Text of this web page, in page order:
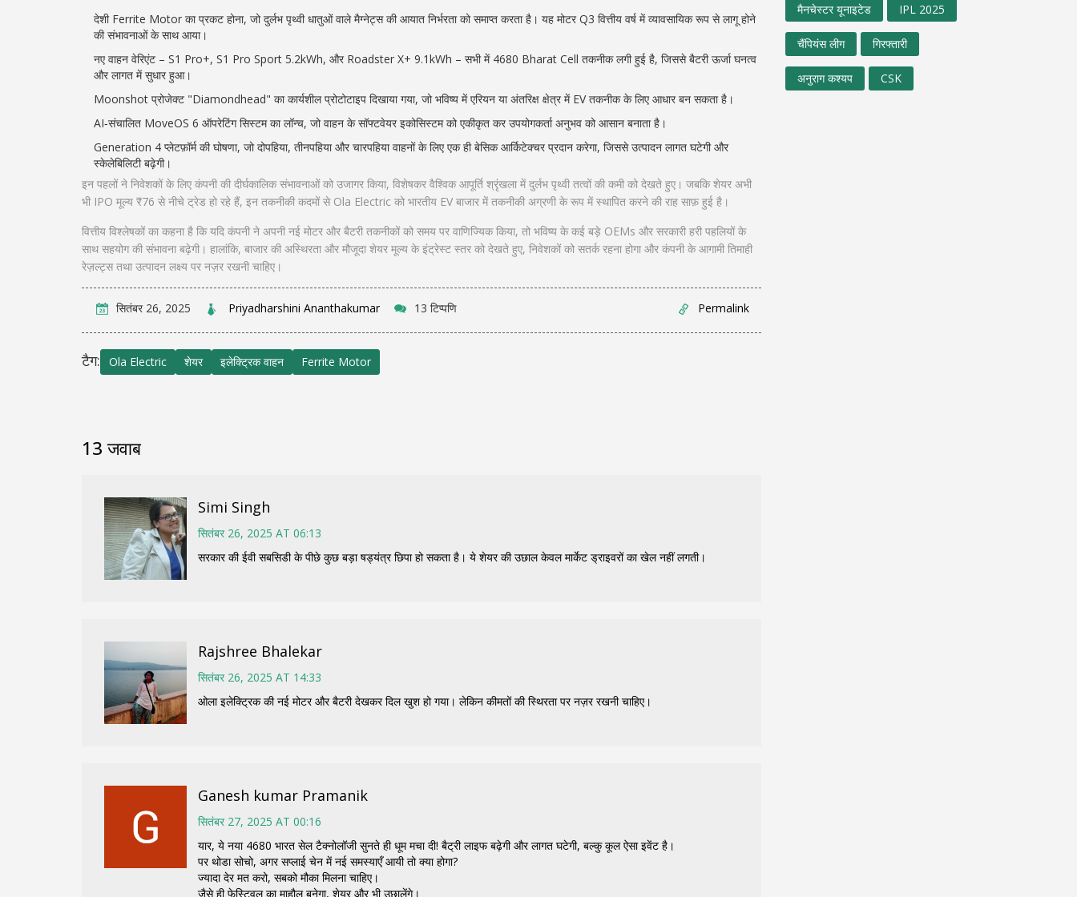
देशी Ferrite Motor का प्रकट होना, जो दुर्लभ पृथ्वी धातुओं वाले मैग्नेट्स की आयात निर्भरता को समाप्त करता है। यह मोटर Q3 वित्तीय वर्ष में व्यावसायिक रूप से लागू होने
की संभावनाओं के साथ आया।
नए वाहन वेरिएंट – S1 Pro+, S1 Pro Sport 5.2kWh, और Roadster X+ 9.1kWh – सभी में 4680 Bharat Cell तकनीक लगी हुई है, जिससे बैटरी ऊर्जा घनत्व
और लागत में सुधार हुआ।
Moonshot प्रोजेक्ट "Diamondhead" का कार्यशील प्रोटोटाइप दिखाया गया, जो भविष्य में एरियन या अंतरिक्ष क्षेत्र में EV तकनीक के लिए आधार बन सकता है।
AI‑संचालित MoveOS 6 ऑपरेटिंग सिस्टम का लॉन्च, जो वाहन के सॉफ्टवेयर इकोसिस्टम को एकीकृत कर उपयोगकर्ता अनुभव को आसान बनाता है।
Generation 4 प्लेटफ़ॉर्म की घोषणा, जो दोपहिया, तीनपहिया और चारपहिया वाहनों के लिए एक ही बेसिक आर्किटेक्चर प्रदान करेगा, जिससे उत्पादन लागत घटेगी और
स्केलेबिलिटी बढ़ेगी।
इन पहलों ने निवेशकों के लिए कंपनी की दीर्घकालिक संभावनाओं को उजागर किया, विशेषकर वैश्विक आपूर्ति श्रृंखला में दुर्लभ पृथ्वी तत्वों की कमी को देखते हुए। जबकि शेयर अभी
भी IPO मूल्य ₹76 से नीचे ट्रेड हो रहे हैं, इन तकनीकी कदमों से Ola Electric को भारतीय EV बाजार में तकनीकी अग्रणी के रूप में स्थापित करने की राह साफ़ हुई है।
वित्तीय विश्लेषकों का कहना है कि यदि कंपनी ने अपनी नई मोटर और बैटरी तकनीकों को समय पर वाणिज्यिक किया, तो भविष्य के कई बड़े OEMs और सरकारी हरी पहलियों के
साथ सहयोग की संभावना बढ़ेगी। हालांकि, बाजार की अस्थिरता और मौजूदा शेयर मूल्य के इंट्रेस्ट स्तर को देखते हुए, निवेशकों को सतर्क रहना होगा और कंपनी के आगामी तिमाही
रेज़ल्ट्स तथा उत्पादन लक्ष्य पर नज़र रखनी चाहिए।
सितंबर 26, 2025 Priyadharshini Ananthakumar 13 टिप्पणि Permalink
टैग: Ola Electric शेयर इलेक्ट्रिक वाहन Ferrite Motor
13 जवाब
Simi Singh
सितंबर 26, 2025 AT 06:13
सरकार की ईवी सबसिडी के पीछे कुछ बड़ा षड्यंत्र छिपा हो सकता है। ये शेयर की उछाल केवल मार्केट ड्राइवरों का खेल नहीं लगती।
Rajshree Bhalekar
सितंबर 26, 2025 AT 14:33
ओला इलेक्ट्रिक की नई मोटर और बैटरी देखकर दिल खुश हो गया। लेकिन कीमतों की स्थिरता पर नज़र रखनी चाहिए।
Ganesh kumar Pramanik
सितंबर 27, 2025 AT 00:16
यार, ये नया 4680 भारत सेल टैक्नोलॉजी सुनते ही धूम मचा दी! बैट्री लाइफ बढ़ेगी और लागत घटेगी, बल्कु कूल ऐसा इवेंट है।
पर थोडा सोचो, अगर सप्लाई चेन में नई समस्याएँ आयी तो क्या होगा?
ज्यादा देर मत करो, सबको मौका मिलना चाहिए।
जैसे ही फेस्टिवल का माहौल बनेगा, शेयर और भी उछालेंगे।
मैनचेस्टर यूनाइटेड IPL 2025
चैंपियंस लीग गिरफ्तारी
अनुराग कश्यप CSK